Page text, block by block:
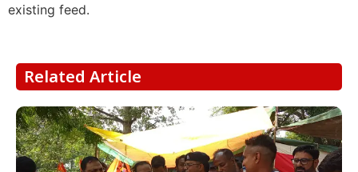
existing feed.
Related Article